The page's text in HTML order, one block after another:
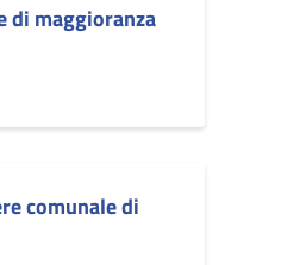
di maggioranza
comunale di